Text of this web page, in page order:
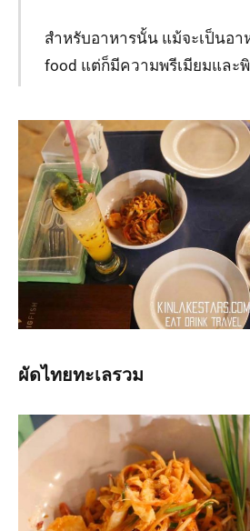
สำหรับอาหารนั้น แม้จะเป็นอา
food แต่ก็มีความพรีเมียมและ
ผัดไทยทะเลรวม